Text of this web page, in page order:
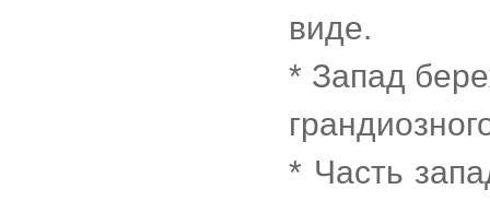
виде.
* Запад
* Часть